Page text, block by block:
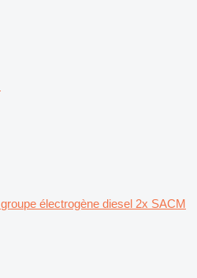
groupe électrogène diesel 2x SACM